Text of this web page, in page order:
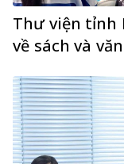
Thư viện tỉnh
về sách và